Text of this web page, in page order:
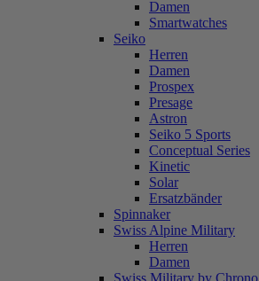
Damen
Smartwatches
Seiko
Herren
Damen
Prospex
Presage
Astron
Seiko 5 Sports
Conceptual Series
Kinetic
Solar
Ersatzbänder
Spinnaker
Swiss Alpine Military
Herren
Damen
Swiss Military by Chrono